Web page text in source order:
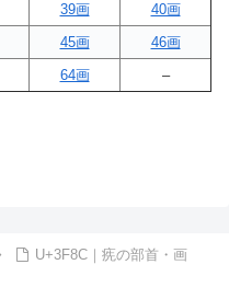
39画
40画
45画
46画
64画 –
U+3F8C｜㾌の部首・画